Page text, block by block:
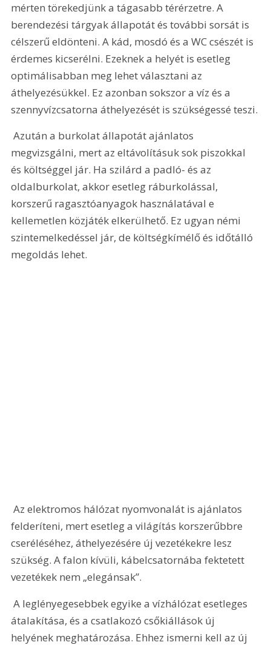
mérten törekedjünk a tágasabb térérzetre. A
berendezési tárgyak állapotát és további sorsát is
célszerű eldönteni. A kád, mosdó és a WC csészét is
érdemes kicserélni. Ezeknek a helyét is esetleg
optimálisabban meg lehet választani az
áthelyezésükkel. Ez azonban sokszor a víz és a
szennyvízcsatorna áthelyezését is szükségessé teszi.
Azután a burkolat állapotát ajánlatos
megvizsgálni, mert az eltávolításuk sok piszokkal
és költséggel jár. Ha szilárd a padló- és az
oldalburkolat, akkor esetleg ráburkolással,
korszerű ragasztóanyagok használatával e
kellemetlen közjáték elkerülhető. Ez ugyan némi
szintemelkedéssel jár, de költségkímélő és időtálló
megoldás lehet.
Az elektromos hálózat nyomvonalát is ajánlatos
felderíteni, mert esetleg a világítás korszerűbbre
cseréléséhez, áthelyezésére új vezetékekre lesz
szükség. A falon kívüli, kábelcsatornába fektetett
vezetékek nem „elegánsak”.
A leglényegesebbek egyike a vízhálózat esetleges
átalakítása, és a csatlakozó csőkiállások új
helyének meghatározása. Ehhez ismerni kell az új